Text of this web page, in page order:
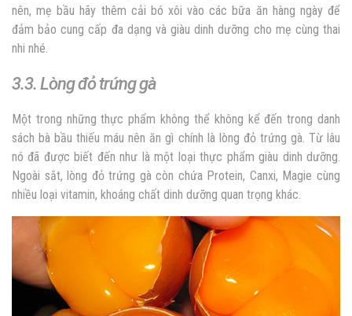
nên, mẹ bầu hãy thêm cải bó xôi vào các bữa ăn hàng ngày để
đảm bảo cung cấp đa dạng và giàu dinh dưỡng cho mẹ cùng thai
nhi nhé.
3.3. Lòng đỏ trứng gà
Một trong những thực phẩm không thể không kể đến trong danh
sách bà bầu thiếu máu nên ăn gì chính là lòng đỏ trứng gà. Từ lâu
nó đã được biết đến như là một loại thực phẩm giàu dinh dưỡng.
Ngoài sắt, lòng đỏ trứng gà còn chứa Protein, Canxi, Magie cùng
nhiều loại vitamin, khoáng chất dinh dưỡng quan trọng khác.